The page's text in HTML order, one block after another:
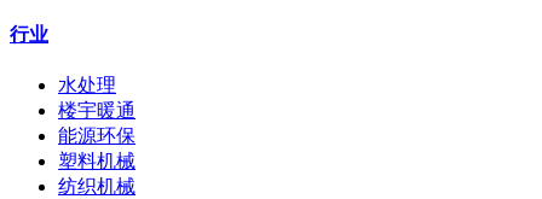
行业
水处理
楼宇暖通
能源环保
塑料机械
纺织机械